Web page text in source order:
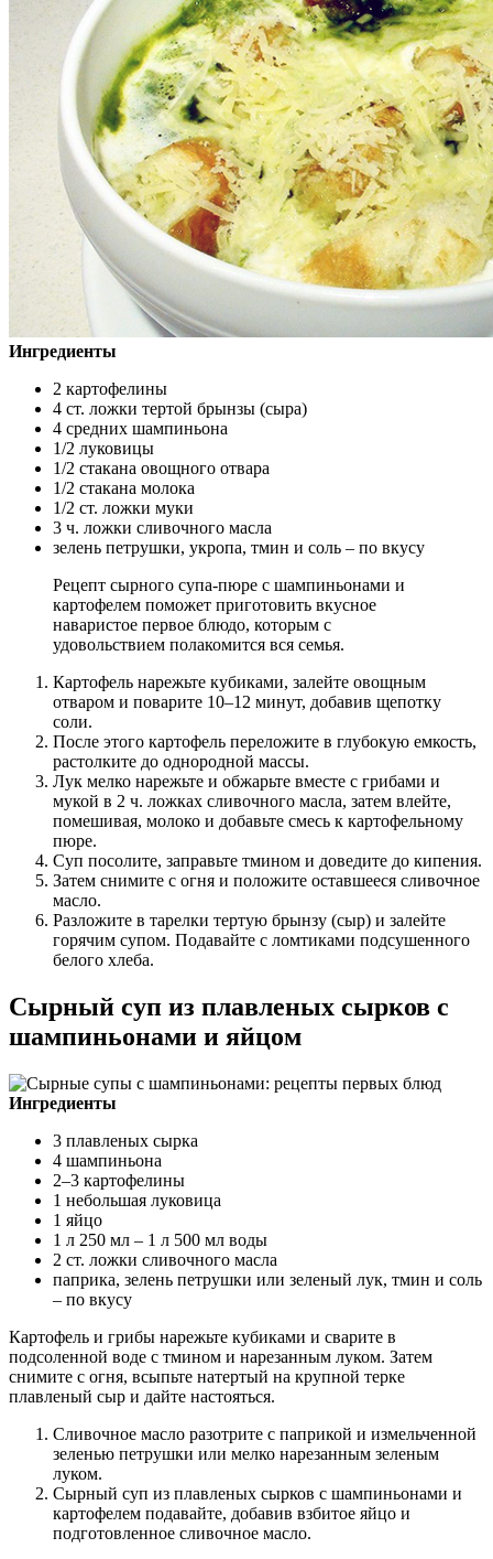
Ингредиенты
2 картофелины
4 ст. ложки тертой брынзы (сыра)
4 средних шампиньона
1/2 луковицы
1/2 стакана овощного отвара
1/2 стакана молока
1/2 ст. ложки муки
3 ч. ложки сливочного масла
зелень петрушки, укропа, тмин и соль – по вкусу
Рецепт сырного супа-пюре с шампиньонами и
картофелем поможет приготовить вкусное
наваристое первое блюдо, которым с
удовольствием полакомится вся семья.
Картофель нарежьте кубиками, залейте овощным
отваром и поварите 10–12 минут, добавив щепотку
соли.
После этого картофель переложите в глубокую емкость,
растолките до однородной массы.
Лук мелко нарежьте и обжарьте вместе с грибами и
мукой в 2 ч. ложках сливочного масла, затем влейте,
помешивая, молоко и добавьте смесь к картофельному
пюре.
Суп посолите, заправьте тмином и доведите до кипения.
Затем снимите с огня и положите оставшееся сливочное
масло.
Разложите в тарелки тертую брынзу (сыр) и залейте
горячим супом. Подавайте с ломтиками подсушенного
белого хлеба.
Сырный суп из плавленых сырков с
шампиньонами и яйцом
Ингредиенты
3 плавленых сырка
4 шампиньона
2–3 картофелины
1 небольшая луковица
1 яйцо
1 л 250 мл – 1 л 500 мл воды
2 ст. ложки сливочного масла
паприка, зелень петрушки или зеленый лук, тмин и соль
– по вкусу
Картофель и грибы нарежьте кубиками и сварите в
подсоленной воде с тмином и нарезанным луком. Затем
снимите с огня, всыпьте натертый на крупной терке
плавленый сыр и дайте настояться.
Сливочное масло разотрите с паприкой и измельченной
зеленью петрушки или мелко нарезанным зеленым
луком.
Сырный суп из плавленых сырков с шампиньонами и
картофелем подавайте, добавив взбитое яйцо и
подготовленное сливочное масло.